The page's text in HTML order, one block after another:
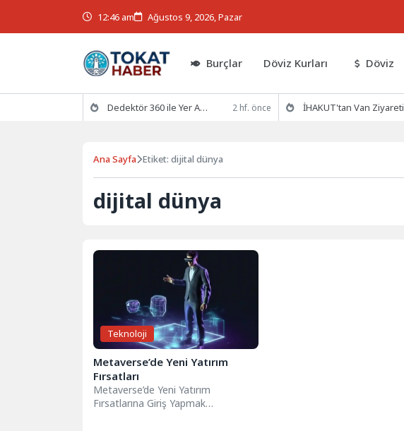
12:46 am Ağustos 9, 2026, Pazar
Burçlar Döviz Kurları Döviz
Dedektör 360 ile Yer Altının Gizemlerini Keşfedin 2 hf. önce İHAKUT'tan Van Ziyareti
Ana Sayfa Etiket: dijital dünya
dijital dünya
Teknoloji
Metaverse’de Yeni Yatırım
Fırsatları
Metaverse’de Yeni Yatırım
Fırsatlarına Giriş Yapmak